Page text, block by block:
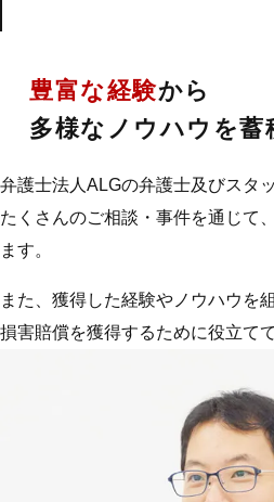
豊富な経験から
多様なノウハウを蓄
弁護士法人ALGの弁護士及びスタ
たくさんのご相談・事件を通じて
ます。
また、獲得した経験やノウハウを
損害賠償を獲得するために役立て